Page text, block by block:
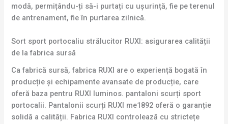
modă, permițându-ți să-i purtați cu ușurință, fie pe terenul
de antrenament, fie în purtarea zilnică.
Sort sport portocaliu strălucitor RUXI: asigurarea calității
de la fabrica sursă
Ca fabrică sursă, fabrica RUXI are o experiență bogată în
producție și echipamente avansate de producție, care
oferă baza pentru RUXI luminos. pantaloni scurți sport
portocalii. Pantalonii scurți RUXI me1892 oferă o garanție
solidă a calității. Fabrica RUXI controlează cu strictețe